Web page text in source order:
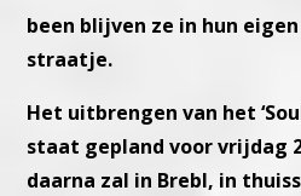
been blijven ze in hun
straatje.
Het uitbrengen van het
staat gepland voor vrijdag
daarna zal in Brebl, in